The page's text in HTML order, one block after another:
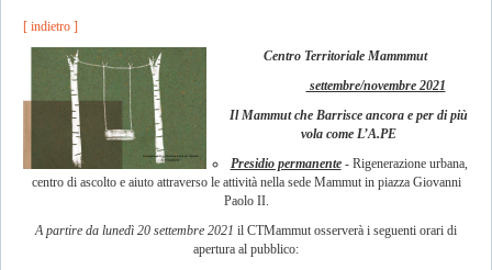
[ indietro ]
Centro Territoriale Mammmut
settembre/novembre 2021
Il Mammut che Barrisce ancora e per di più
vola come L’A.PE
Presidio permanente- Rigenerazione urbana,
centro di ascolto e aiuto attraverso le attività nella sede Mammut in piazza Giovanni
Paolo II.
A partire da lunedì 20 settembre 2021 il CTMammut osserverà i seguenti orari di
apertura al pubblico: